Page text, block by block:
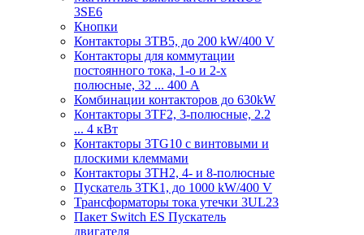
3SE6
Кнопки
Контакторы 3TB5, до 200 kW/400 V
Контакторы для коммутации
постоянного тока, 1-о и 2-х
полюсные, 32 ... 400 A
Комбинации контакторов до 630kW
Контакторы 3TF2, 3-полюсные, 2.2
... 4 кВт
Контакторы 3TG10 c винтовыми и
плоскими клеммами
Контакторы 3TH2, 4- и 8-полюсные
Пускатель 3TK1, до 1000 kW/400 V
Трансформаторы тока утечки 3UL23
Пакет Switch ES Пускатель
двигателя